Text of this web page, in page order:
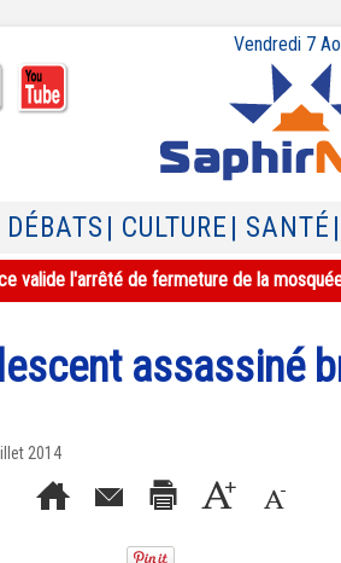
Vendredi 7
| DÉBATS | CULTURE | SANTÉ
valide l'arrêté de fermeture de la
assassiné
2014